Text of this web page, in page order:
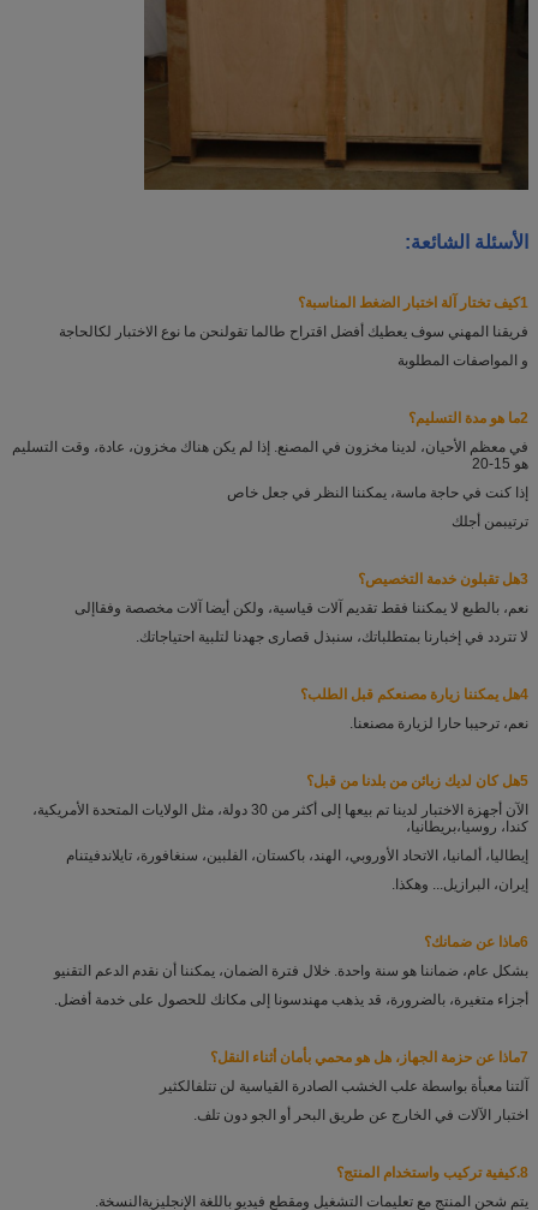
الأسئلة الشائعة:
1كيف تختار آلة اختبار الضغط المناسبة؟
فريقنا المهني سوف يعطيك أفضل اقتراح طالما تقولنحن ما نوع الاختبار لكالحاجة
و المواصفات المطلوبة
2ما هو مدة التسليم؟
في معظم الأحيان، لدينا مخزون في المصنع. إذا لم يكن هناك مخزون، عادة، وقت التسليم
هو 15-20
إذا كنت في حاجة ماسة، يمكننا النظر في جعل خاص
ترتيبمن أجلك
3هل تقبلون خدمة التخصيص؟
نعم، بالطبع لا يمكننا فقط تقديم آلات قياسية، ولكن أيضا آلات مخصصة وفقاإلى
لا تتردد في إخبارنا بمتطلباتك، سنبذل قصارى جهدنا لتلبية احتياجاتك.
4هل يمكننا زيارة مصنعكم قبل الطلب؟
نعم، ترحيبا حارا لزيارة مصنعنا.
5هل كان لديك زبائن من بلدنا من قبل؟
الآن أجهزة الاختبار لدينا تم بيعها إلى أكثر من 30 دولة، مثل الولايات المتحدة الأمريكية،
كندا، روسيا،بريطانيا،
إيطاليا، ألمانيا، الاتحاد الأوروبي، الهند، باكستان، الفلبين، سنغافورة، تايلاندفيتنام
إيران، البرازيل... وهكذا.
6ماذا عن ضمانك؟
بشكل عام، ضماننا هو سنة واحدة. خلال فترة الضمان، يمكننا أن نقدم الدعم التقنيو
أجزاء متغيرة، بالضرورة، قد يذهب مهندسونا إلى مكانك للحصول على خدمة أفضل.
7ماذا عن حزمة الجهاز، هل هو محمي بأمان أثناء النقل؟
آلتنا معبأة بواسطة علب الخشب الصادرة القياسية لن تتلفالكثير
اختبار الآلات في الخارج عن طريق البحر أو الجو دون تلف.
8. كيفية تركيب واستخدام المنتج؟
يتم شحن المنتج مع تعليمات التشغيل ومقطع فيديو باللغة الإنجليزيةالنسخة.